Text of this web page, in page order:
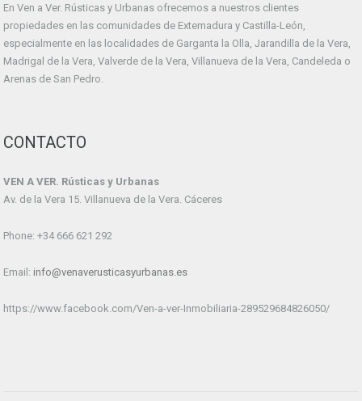
En Ven a Ver. Rústicas y Urbanas ofrecemos a nuestros clientes
propiedades en las comunidades de Extemadura y Castilla-León,
especialmente en las localidades de Garganta la Olla, Jarandilla de la Vera,
Madrigal de la Vera, Valverde de la Vera, Villanueva de la Vera, Candeleda o
Arenas de San Pedro.
CONTACTO
VEN A VER. Rústicas y Urbanas
Av. de la Vera 15. Villanueva de la Vera. Cáceres
Phone: +34 666 621 292
Email: info@venaverusticasyurbanas.es
https://www.facebook.com/Ven-a-ver-Inmobiliaria-289529684826050/